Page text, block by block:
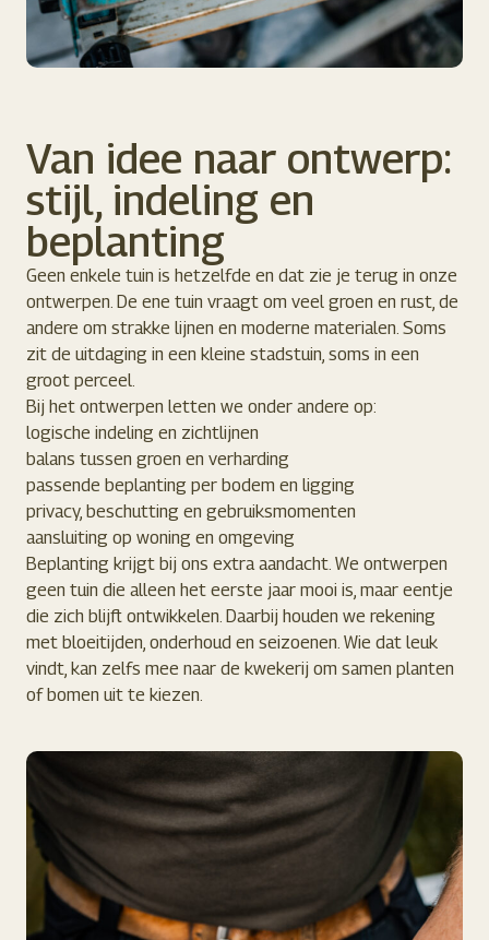
Van idee naar ontwerp:
stijl, indeling en
beplanting
Geen enkele tuin is hetzelfde en dat zie je terug in onze
ontwerpen. De ene tuin vraagt om veel groen en rust, de
andere om strakke lijnen en moderne materialen. Soms
zit de uitdaging in een kleine stadstuin, soms in een
groot perceel.
Bij het ontwerpen letten we onder andere op:
logische indeling en zichtlijnen
balans tussen groen en verharding
passende beplanting per bodem en ligging
privacy, beschutting en gebruiksmomenten
aansluiting op woning en omgeving
Beplanting krijgt bij ons extra aandacht. We ontwerpen
geen tuin die alleen het eerste jaar mooi is, maar eentje
die zich blijft ontwikkelen. Daarbij houden we rekening
met bloeitijden, onderhoud en seizoenen. Wie dat leuk
vindt, kan zelfs mee naar de kwekerij om samen planten
of bomen uit te kiezen.